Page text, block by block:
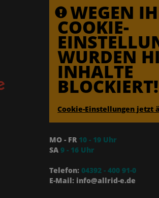
WEGEN
COOKIE-
WURDEN
INHALTE
BLOCKIERT!
Cookie-Einstellungen jetzt
MO - FR 10 - 19 Uhr
SA9 - 16 Uhr
Telefon: 04392 - 400 91-0
E-Mail: info@allrid-e.de